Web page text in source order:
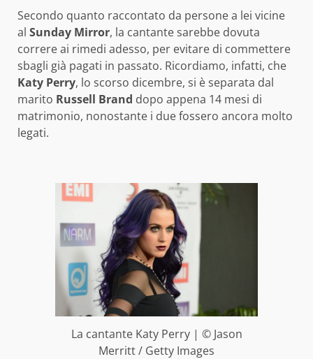
Secondo quanto raccontato da persone a lei vicine
al Sunday Mirror, la cantante sarebbe dovuta
correre ai rimedi adesso, per evitare di commettere
sbagli già pagati in passato. Ricordiamo, infatti, che
Katy Perry, lo scorso dicembre, si è separata dal
marito Russell Brand dopo appena 14 mesi di
matrimonio, nonostante i due fossero ancora molto
legati.
La cantante Katy Perry | © Jason
Merritt / Getty Images